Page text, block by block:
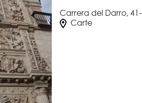
Carrera del Darro,
Carte